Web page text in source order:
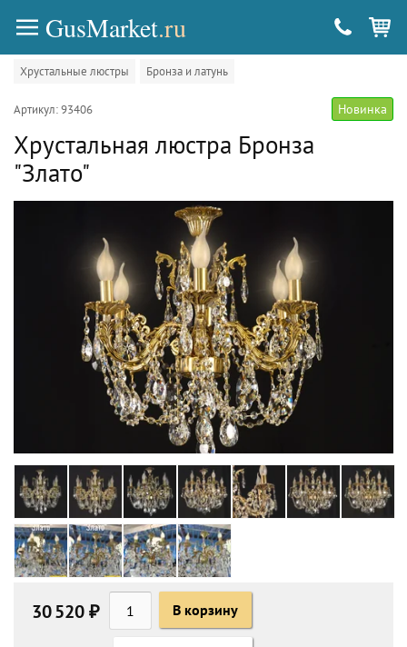
GusMarket.ru
Хрустальные люстры Бронза и латунь
Артикул: 93406 Новинка
Хрустальная люстра Бронза
"Злато"
30 520 ₽ В корзину